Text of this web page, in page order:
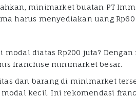
minimarket buatan PT
harus menyediakan uang
diatas Rp200 juta?
franchise minimarket besar.
dan barang di minimarket
kecil. Ini rekomendasi